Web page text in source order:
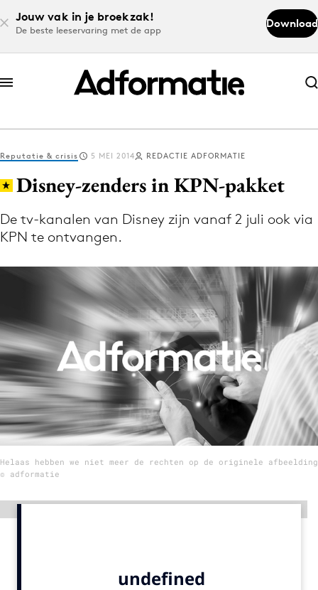
Jouw vak in je broekzak!
De beste leeservaring met de app
Download
Abonneer nu
Abonneer nu
Log in
Download de app
Volg het laatste nieuws via de Adformatie
Menu
Home
9 sept: GenAI-training
12 nov: MarketingLive!
Adverteren
Reputatie & crisis 5 MEI 2014 REDACTIE ADFORMATIE
Disney-zenders in KPN-pakket
De tv-kanalen van Disney zijn vanaf 2 juli ook via
KPN te ontvangen.
Helaas hebben we niet meer de rechten op de originele afbeelding
© adformatie